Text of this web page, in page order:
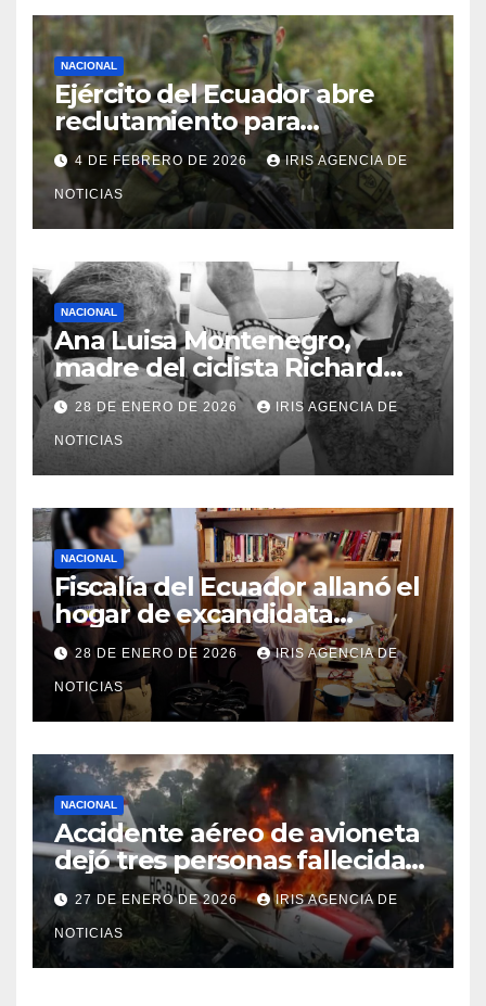
NACIONAL
Ejército del Ecuador abre
reclutamiento para
bachilleres a partir de este
viernes 6 de febrero
4 DE FEBRERO DE 2026 IRIS AGENCIA DE
NOTICIAS
NACIONAL
Ana Luisa Montenegro,
madre del ciclista Richard
Carapaz falleció en Tulcán, a
los 73 años
28 DE ENERO DE 2026 IRIS AGENCIA DE
NOTICIAS
NACIONAL
Fiscalía del Ecuador allanó el
hogar de excandidata
presidencial vinculada al caso
Caja Chica
28 DE ENERO DE 2026 IRIS AGENCIA DE
NOTICIAS
NACIONAL
Accidente aéreo de avioneta
dejó tres personas fallecidas
en provincia de Morona
Santiago
27 DE ENERO DE 2026 IRIS AGENCIA DE
NOTICIAS